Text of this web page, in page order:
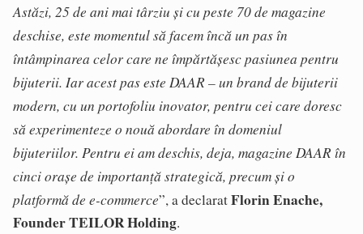
Astăzi, 25 de ani mai târziu și cu peste 70 de magazine
deschise, este momentul să facem încă un pas în
întâmpinarea celor care ne împărtășesc pasiunea pentru
bijuterii. Iar acest pas este DAAR – un brand de bijuterii
modern, cu un portofoliu inovator, pentru cei care doresc
să experimenteze o nouă abordare în domeniul
bijuteriilor. Pentru ei am deschis, deja, magazine DAAR în
cinci orașe de importanță strategică, precum și o
platformă de e-commerce”, a declaratFlorin Enache,
Founder TEILOR Holding.